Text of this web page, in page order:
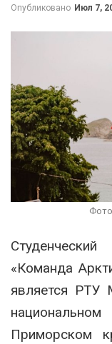
Опубликовано Июл 7,
«Команда
является РТУ
Приморском